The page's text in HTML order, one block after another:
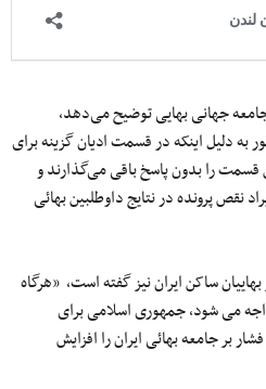
جامعه جهانی بهایی توضیح می‌‌دهد،
به دلیل اینکه در قسمت ادیان گزینه برای
قسمت را بدون پاسخ باقی می‌گذارند و
نقص پرونده در نتایج داوطلبین بهائی
ساکن ایران نیز گفته است، «هرگاه
می شود، جمهوری اسلامی برای
بر جامعه بهائی ایران را افزایش